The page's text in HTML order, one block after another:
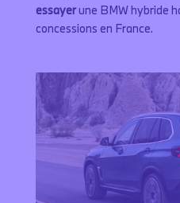
essayerune BMW hybride
concessions en France.